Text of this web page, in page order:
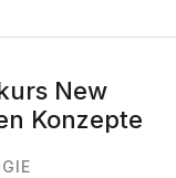
New
Konzepte